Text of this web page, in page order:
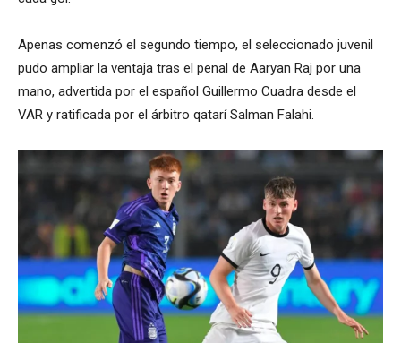
Apenas comenzó el segundo tiempo, el seleccionado juvenil
pudo ampliar la ventaja tras el penal de Aaryan Raj por una
mano, advertida por el español Guillermo Cuadra desde el
VAR y ratificada por el árbitro qatarí Salman Falahi.